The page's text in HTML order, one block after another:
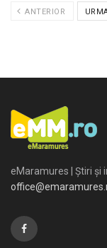
ANTERIOR
eMaramures | Știri și